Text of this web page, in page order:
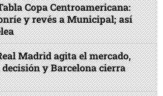
Copa Centroamericana:
y revés a Municipal; así
Madrid agita el mercado,
y Barcelona cierra